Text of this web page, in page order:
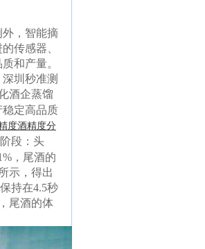
，智能摘
传感器、
和产量。
圳秒准测
酒企蒸馏
定高品质
度酒精度分
段：头
，尾酒的
示，得出
持在4.5秒
尾酒的体